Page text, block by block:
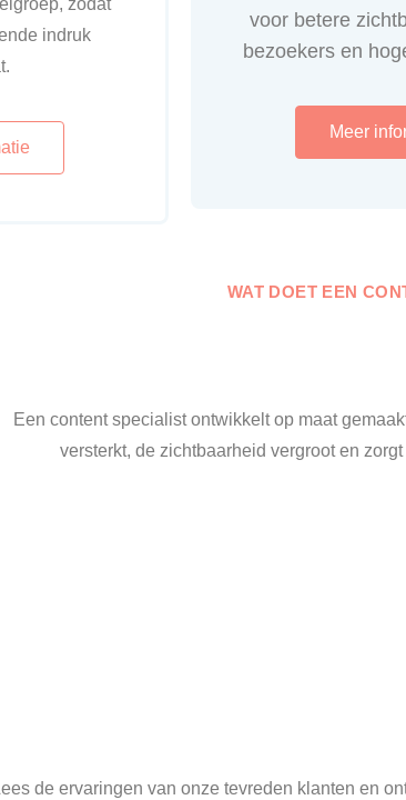
zodat
indruk
voor betere
bezoekers en
Meer
WAT DOET EEN
Een content specialist ontwikkelt op maat
versterkt, de zichtbaarheid vergroot en
de ervaringen van onze tevreden klanten en